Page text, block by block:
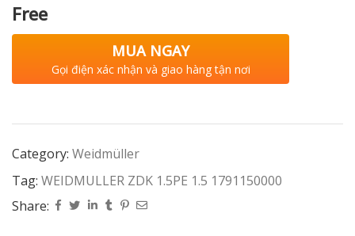
Free
MUA NGAY
Gọi điện xác nhận và giao hàng tận nơi
Category: Weidmüller
Tag: WEIDMULLER ZDK 1.5PE 1.5 1791150000
Share: